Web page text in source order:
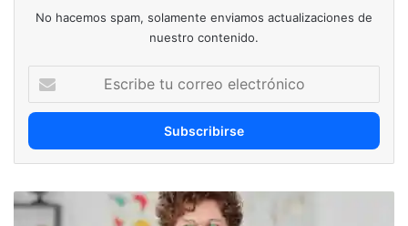
No hacemos spam, solamente enviamos actualizaciones de
nuestro contenido.
correo
Liderazgo